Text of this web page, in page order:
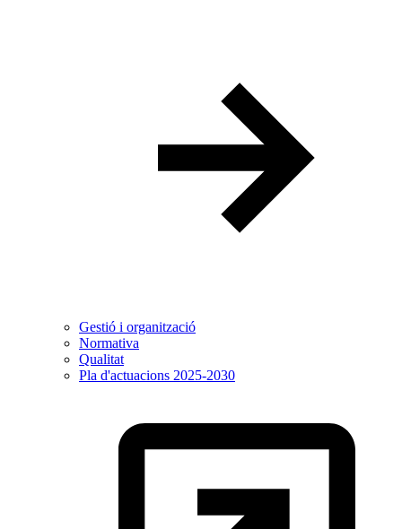
Gestió i organització
Normativa
Qualitat
Pla d'actuacions 2025-2030